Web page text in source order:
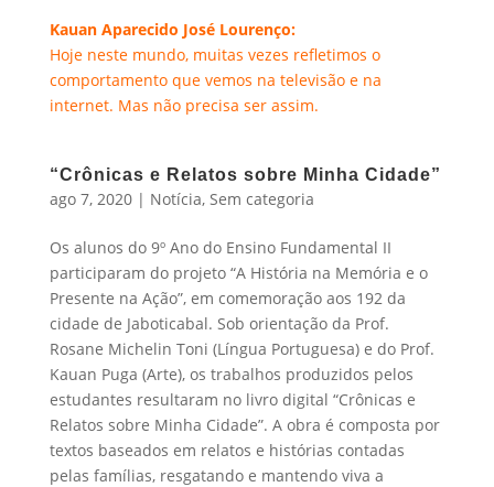
Kauan Aparecido José Lourenço:
Hoje neste mundo, muitas vezes refletimos o
comportamento que vemos na televisão e na
internet. Mas não precisa ser assim.
“Crônicas e Relatos sobre Minha Cidade”
ago 7, 2020| Notícia, Sem categoria
Os alunos do 9º Ano do Ensino Fundamental II
participaram do projeto “A História na Memória e o
Presente na Ação”, em comemoração aos 192 da
cidade de Jaboticabal. Sob orientação da Prof.
Rosane Michelin Toni (Língua Portuguesa) e do Prof.
Kauan Puga (Arte), os trabalhos produzidos pelos
estudantes resultaram no livro digital “Crônicas e
Relatos sobre Minha Cidade”. A obra é composta por
textos baseados em relatos e histórias contadas
pelas famílias, resgatando e mantendo viva a